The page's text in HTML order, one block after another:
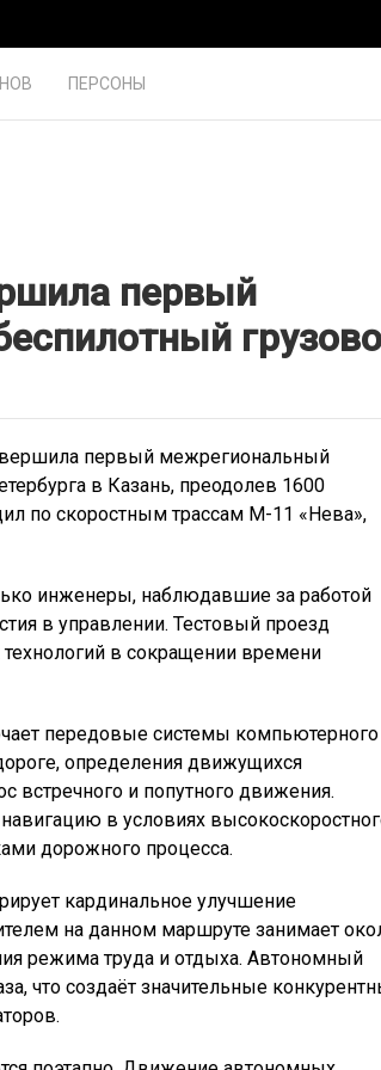
ПЕРСОНЫ
первый
первый межрегиональный
в Казань, преодолев 1600
по скоростным трассам М-11 «Нева»,
инженеры, наблюдавшие за работой
в управлении. Тестовый проезд
в сокращении времени
передовые системы компьютерного
определения движущихся
встречного и попутного движения.
в условиях
дорожного процесса.
кардинальное улучшение
на данном маршруте занимает
режима труда и отдыха. Автономный
что создаёт значительные